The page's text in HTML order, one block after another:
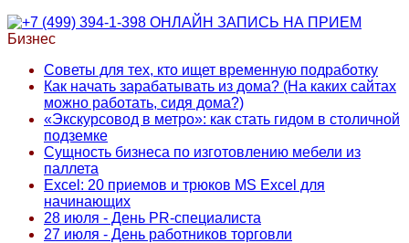
Бизнес
Советы для тех, кто ищет временную подработку
Как начать зарабатывать из дома? (На каких сайтах
можно работать, сидя дома?)
«Экскурсовод в метро»: как стать гидом в столичной
подземке
Сущность бизнеса по изготовлению мебели из
паллета
Excel: 20 приемов и трюков MS Excel для
начинающих
28 июля - День PR-специалиста
27 июля - День работников торговли